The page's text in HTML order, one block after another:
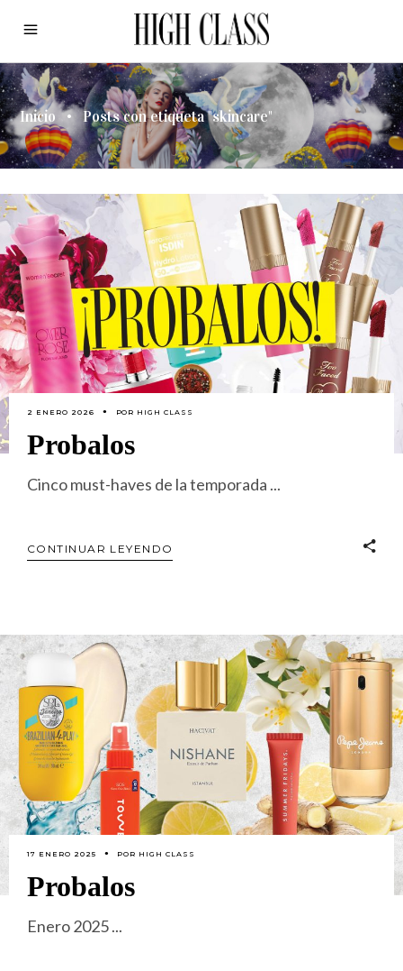
Inicio • Posts con etiqueta "skincare"
2 ENERO 2026 POR HIGH CLASS
Probalos
Cinco must-haves de la temporada
CONTINUAR LEYENDO
17 ENERO 2025 POR HIGH CLASS
Probalos
Enero 2025